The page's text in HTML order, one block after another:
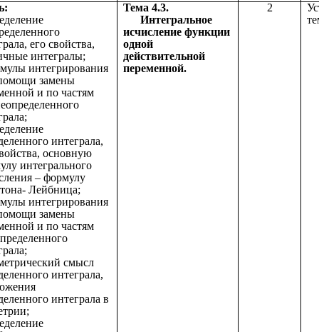
его свойства,
интегралы;
интегрирования
замены
и по частям
интеграла,
основную
интегрального
– формулу
Лейбница;
интегрирования
замены
и по частям
смысл
интеграла,
интеграла в
Тема 4.3.
Интегральное
исчисление функции
одной
действительной
переменной.
2